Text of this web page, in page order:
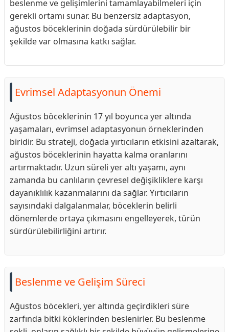
beslenme ve gelişimlerini tamamlayabilmeleri için
gerekli ortamı sunar. Bu benzersiz adaptasyon,
ağustos böceklerinin doğada sürdürülebilir bir
şekilde var olmasına katkı sağlar.
Evrimsel Adaptasyonun Önemi
Ağustos böceklerinin 17 yıl boyunca yer altında
yaşamaları, evrimsel adaptasyonun örneklerinden
biridir. Bu strateji, doğada yırtıcıların etkisini azaltarak,
ağustos böceklerinin hayatta kalma oranlarını
artırmaktadır. Uzun süreli yer altı yaşamı, aynı
zamanda bu canlıların çevresel değişikliklere karşı
dayanıklılık kazanmalarını da sağlar. Yırtıcıların
sayısındaki dalgalanmalar, böceklerin belirli
dönemlerde ortaya çıkmasını engelleyerek, türün
sürdürülebilirliğini artırır.
Beslenme ve Gelişim Süreci
Ağustos böcekleri, yer altında geçirdikleri süre
zarfında bitki köklerinden beslenirler. Bu beslenme